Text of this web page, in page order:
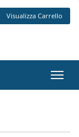
Visualizza Carrello
Attiva